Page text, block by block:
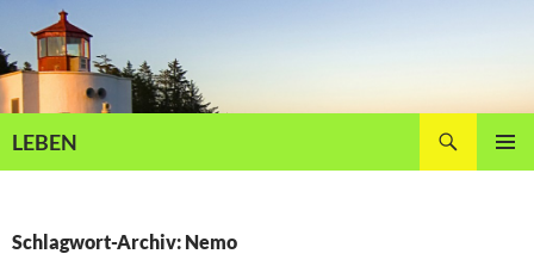
Inhalt
springen
LEBEN
Schlagwort-Archiv: Nemo